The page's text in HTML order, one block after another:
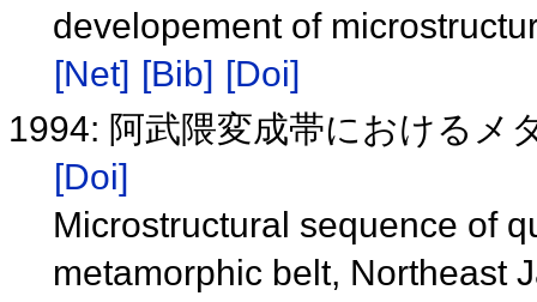
developement of
[Net] [Bib] [Doi]
1994: 阿武隈変成帯におけるメ
[Doi]
Microstructural sequence of
metamorphic belt, Northeast